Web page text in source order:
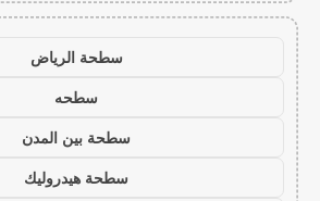
سطحة الرياض
سطحه
سطحة بين المدن
سطحة هيدروليك